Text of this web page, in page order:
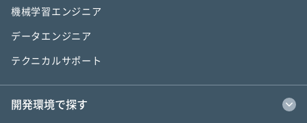
機械学習エンジニア
データエンジニア
テクニカルサポート
開発環境で探す